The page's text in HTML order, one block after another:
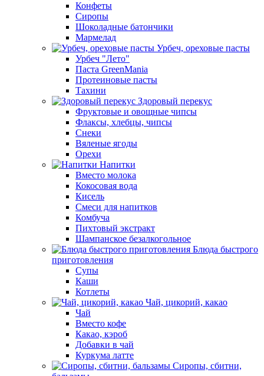
Конфеты
Сиропы
Шоколадные батончики
Мармелад
Урбеч, ореховые пасты
Урбеч "Лето"
Паста GreenMania
Протеиновые пасты
Тахини
Здоровый перекус
Фруктовые и овощные чипсы
Флаксы, хлебцы, чипсы
Снеки
Вяленые ягоды
Орехи
Напитки
Вместо молока
Кокосовая вода
Кисель
Смеси для напитков
Комбуча
Пихтовый экстракт
Шампанское безалкогольное
Блюда быстрого
приготовления
Супы
Каши
Котлеты
Чай, цикорий, какао
Чай
Вместо кофе
Какао, кэроб
Добавки в чай
Куркума латте
Сиропы, сбитни,